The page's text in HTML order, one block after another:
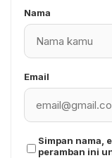
Nama
Email
Simpan nama,
peramban ini